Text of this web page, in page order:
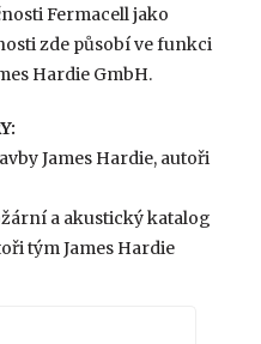
Fermacell jako
zde působí ve funkci
Hardie GmbH.
James Hardie, autoři
a akustický katalog
tým James Hardie